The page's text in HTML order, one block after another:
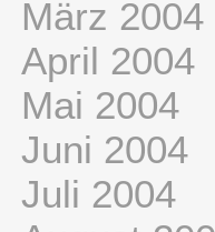
März 2004
April 2004
Mai 2004
Juni 2004
Juli 2004